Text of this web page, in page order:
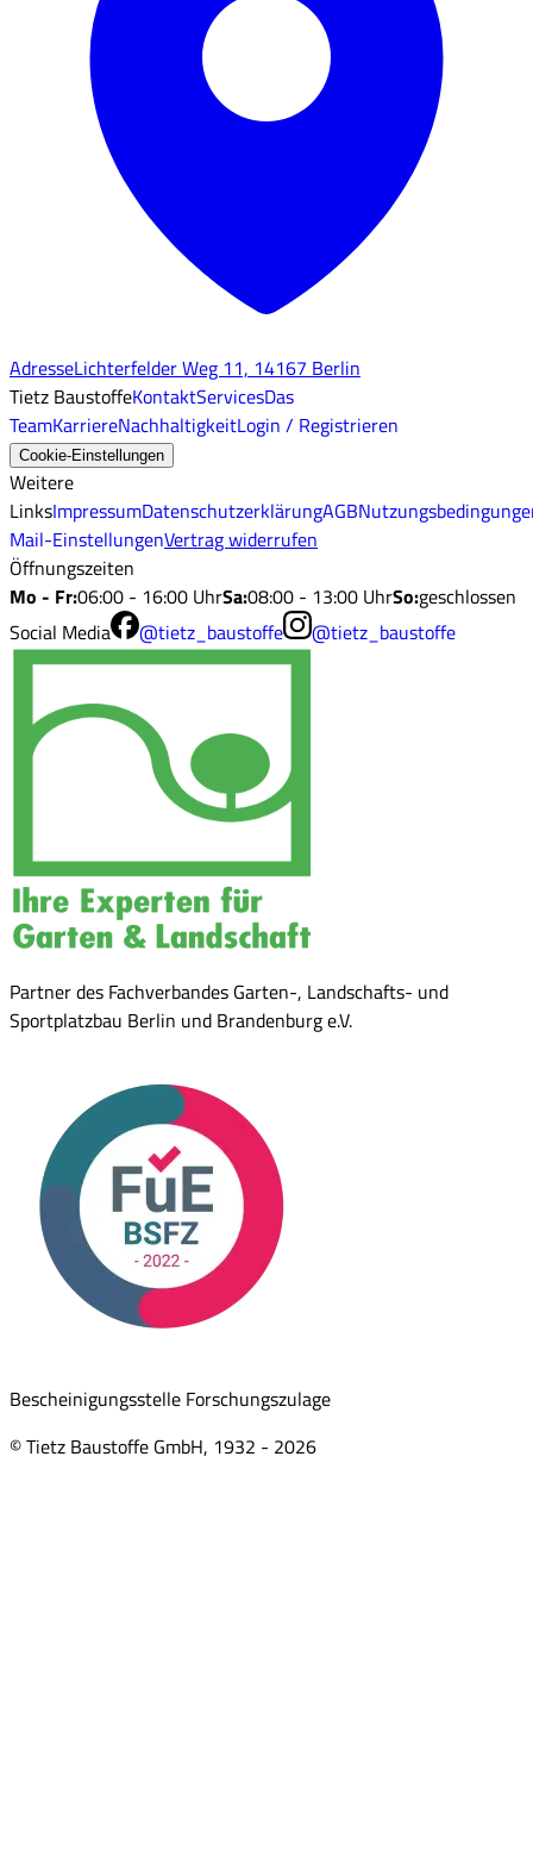
AdresseLichterfelder Weg 11, 14167 Berlin
Tietz BaustoffeKontaktServicesDas
TeamKarriereNachhaltigkeitLogin / Registrieren
Cookie-Einstellungen
Weitere
LinksImpressumDatenschutzerklärungAGB
Mail-EinstellungenVertrag widerrufen
Öffnungszeiten
Mo - Fr:06:00 - 16:00 UhrSa:08:00 - 13:00 UhrSo:geschlossen
Social Media
@tietz_baustoffe @tietz_baustoffe
Partner des Fachverbandes Garten-, Landschafts- und
Sportplatzbau Berlin und Brandenburg e.V.
Bescheinigungsstelle Forschungszulage
© Tietz Baustoffe GmbH, 1932 - 2026